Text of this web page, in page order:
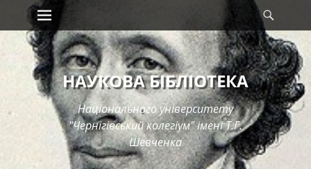
Skip
to
content
Primary Menu
НАУКОВА БІБЛІОТЕКА
Національного університету
"Чернігівський колегіум" імені Т.Г.
Шевченка